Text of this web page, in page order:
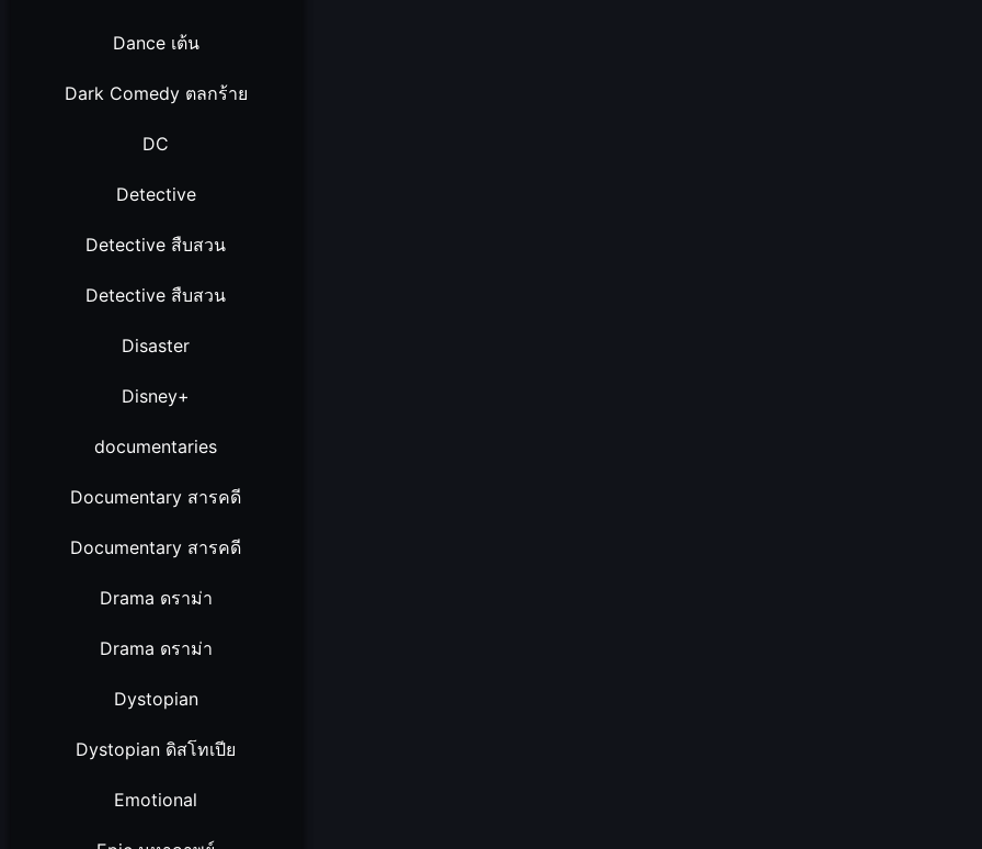
Dance เต้น
Dark Comedy ตลกร้าย
DC
Detective
Detective สืบสวน
Detective สืบสวน
Disaster
Disney+
documentaries
Documentary สารคดี
Documentary สารคดี
Drama ดราม่า
Drama ดราม่า
Dystopian
Dystopian ดิสโทเปีย
Emotional